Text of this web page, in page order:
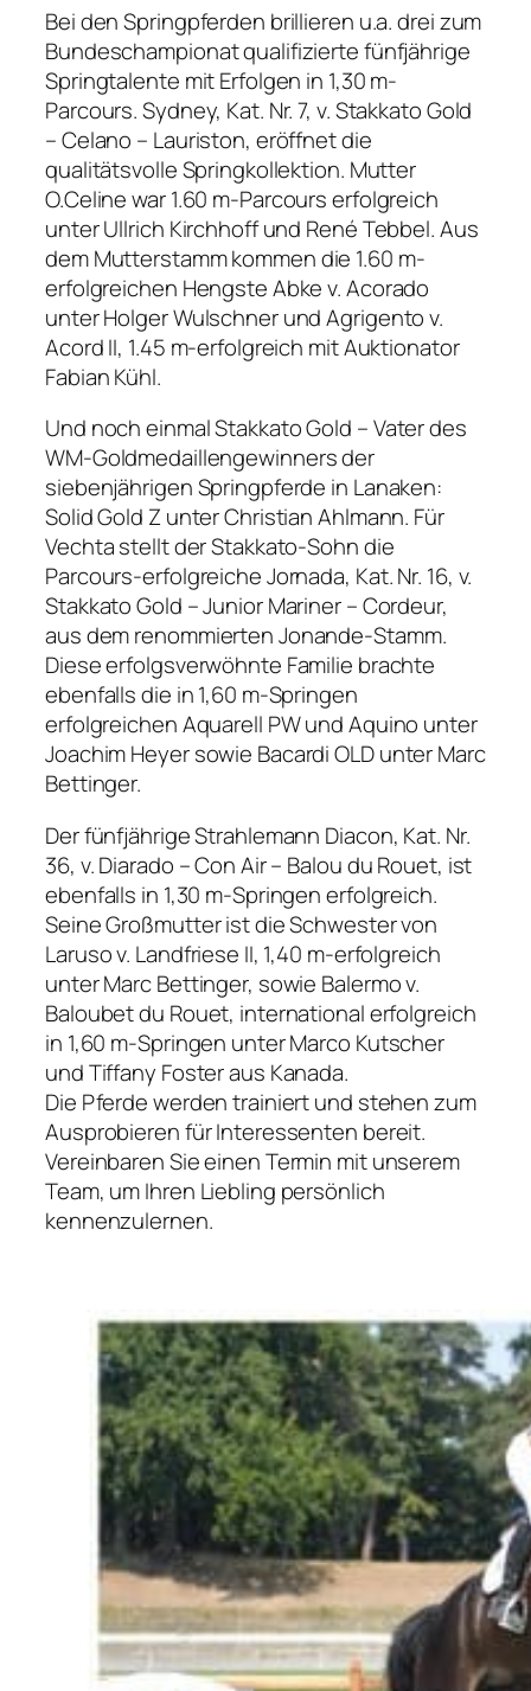
Bei den Springpferden brillieren u.a. drei zum
Bundeschampionat qualifizierte fünfjährige
Springtalente mit Erfolgen in 1,30 m-
Parcours. Sydney, Kat. Nr. 7, v. Stakkato Gold
– Celano – Lauriston, eröffnet die
qualitätsvolle Springkollektion. Mutter
O.Celine war 1.60 m-Parcours erfolgreich
unter Ullrich Kirchhoff und René Tebbel. Aus
dem Mutterstamm kommen die 1.60 m-
erfolgreichen Hengste Abke v. Acorado
unter Holger Wulschner und Agrigento v.
Acord II, 1.45 m-erfolgreich mit Auktionator
Fabian Kühl.
Und noch einmal Stakkato Gold – Vater des
WM-Goldmedaillengewinners der
siebenjährigen Springpferde in Lanaken:
Solid Gold Z unter Christian Ahlmann. Für
Vechta stellt der Stakkato-Sohn die
Parcours-erfolgreiche Jornada, Kat. Nr. 16, v.
Stakkato Gold – Junior Mariner – Cordeur,
aus dem renommierten Jonande-Stamm.
Diese erfolgsverwöhnte Familie brachte
ebenfalls die in 1,60 m-Springen
erfolgreichen Aquarell PW und Aquino unter
Joachim Heyer sowie Bacardi OLD unter Marc
Bettinger.
Der fünfjährige Strahlemann Diacon, Kat. Nr.
36, v. Diarado – Con Air – Balou du Rouet, ist
ebenfalls in 1,30 m-Springen erfolgreich.
Seine Großmutter ist die Schwester von
Laruso v. Landfriese II, 1,40 m-erfolgreich
unter Marc Bettinger, sowie Balermo v.
Baloubet du Rouet, international erfolgreich
in 1,60 m-Springen unter Marco Kutscher
und Tiffany Foster aus Kanada.
Die Pferde werden trainiert und stehen zum
Ausprobieren für Interessenten bereit.
Vereinbaren Sie einen Termin mit unserem
Team, um Ihren Liebling persönlich
kennenzulernen.